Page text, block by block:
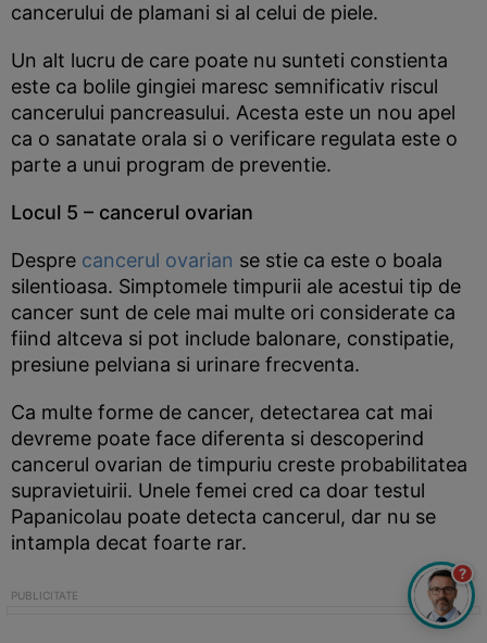
cancerului de plamani si al celui de piele.
Un alt lucru de care poate nu sunteti constienta
este ca bolile gingiei maresc semnificativ riscul
cancerului pancreasului. Acesta este un nou apel
ca o sanatate orala si o verificare regulata este o
parte a unui program de preventie.
Locul 5 – cancerul ovarian
Despre cancerul ovarian se stie ca este o boala
silentioasa. Simptomele timpurii ale acestui tip de
cancer sunt de cele mai multe ori considerate ca
fiind altceva si pot include balonare, constipatie,
presiune pelviana si urinare frecventa.
Ca multe forme de cancer, detectarea cat mai
devreme poate face diferenta si descoperind
cancerul ovarian de timpuriu creste probabilitatea
supravietuirii. Unele femei cred ca doar testul
Papanicolau poate detecta cancerul, dar nu se
intampla decat foarte rar.
?